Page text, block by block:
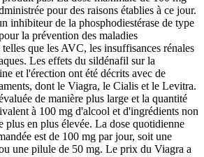
pour des raisons établies à ce jour.
inhibiteur de la phosphodiestérase de type
la prévention des maladies
que les AVC, les insuffisances rénales
Les effets du sildénafil sur la
et l'érection ont été décrits avec de
dont le Viagra, le Cialis et le Levitra.
de manière plus large et la quantité
à 100 mg d'alcool et d'ingrédients non
plus en plus élevée. La dose quotidienne
est de 100 mg par jour, soit une
une pilule de 50 mg. Le prix du Viagra a